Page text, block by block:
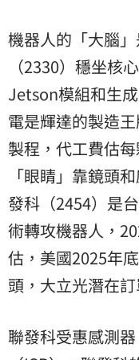
機器人的「大腦
（2330）穩坐核
Jetson模組和生
電是輝達的製造
製程，代工費估
「眼睛」靠鏡頭
發科（2454）是
術轉攻機器人，
估，美國2025年
頭，大立光潛在
聯發科受惠感測